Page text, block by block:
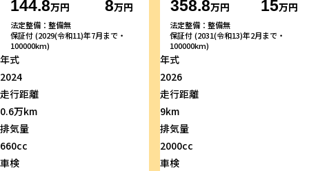
144.8万円 8万円
法定整備：整備無
保証付 (2029(令和11)年7月まで・
100000km)
年式
2024
走行距離
0.6万km
排気量
660cc
車検
358.8万円 15万円
法定整備：整備無
保証付 (2031(令和13)年2月まで・
100000km)
年式
2026
走行距離
9km
排気量
2000cc
車検